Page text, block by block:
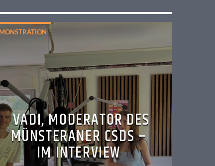
VADI, MODERATOR DES
MÜNSTERANER CSDS –
IM INTERVIEW